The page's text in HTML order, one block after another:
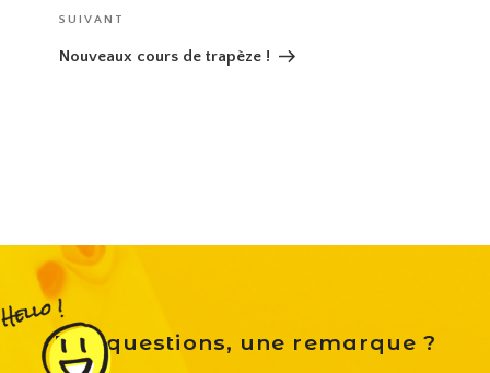
Article
suivant
SUIVANT
Nouveaux cours de trapèze !
Des questions, une remarque ?